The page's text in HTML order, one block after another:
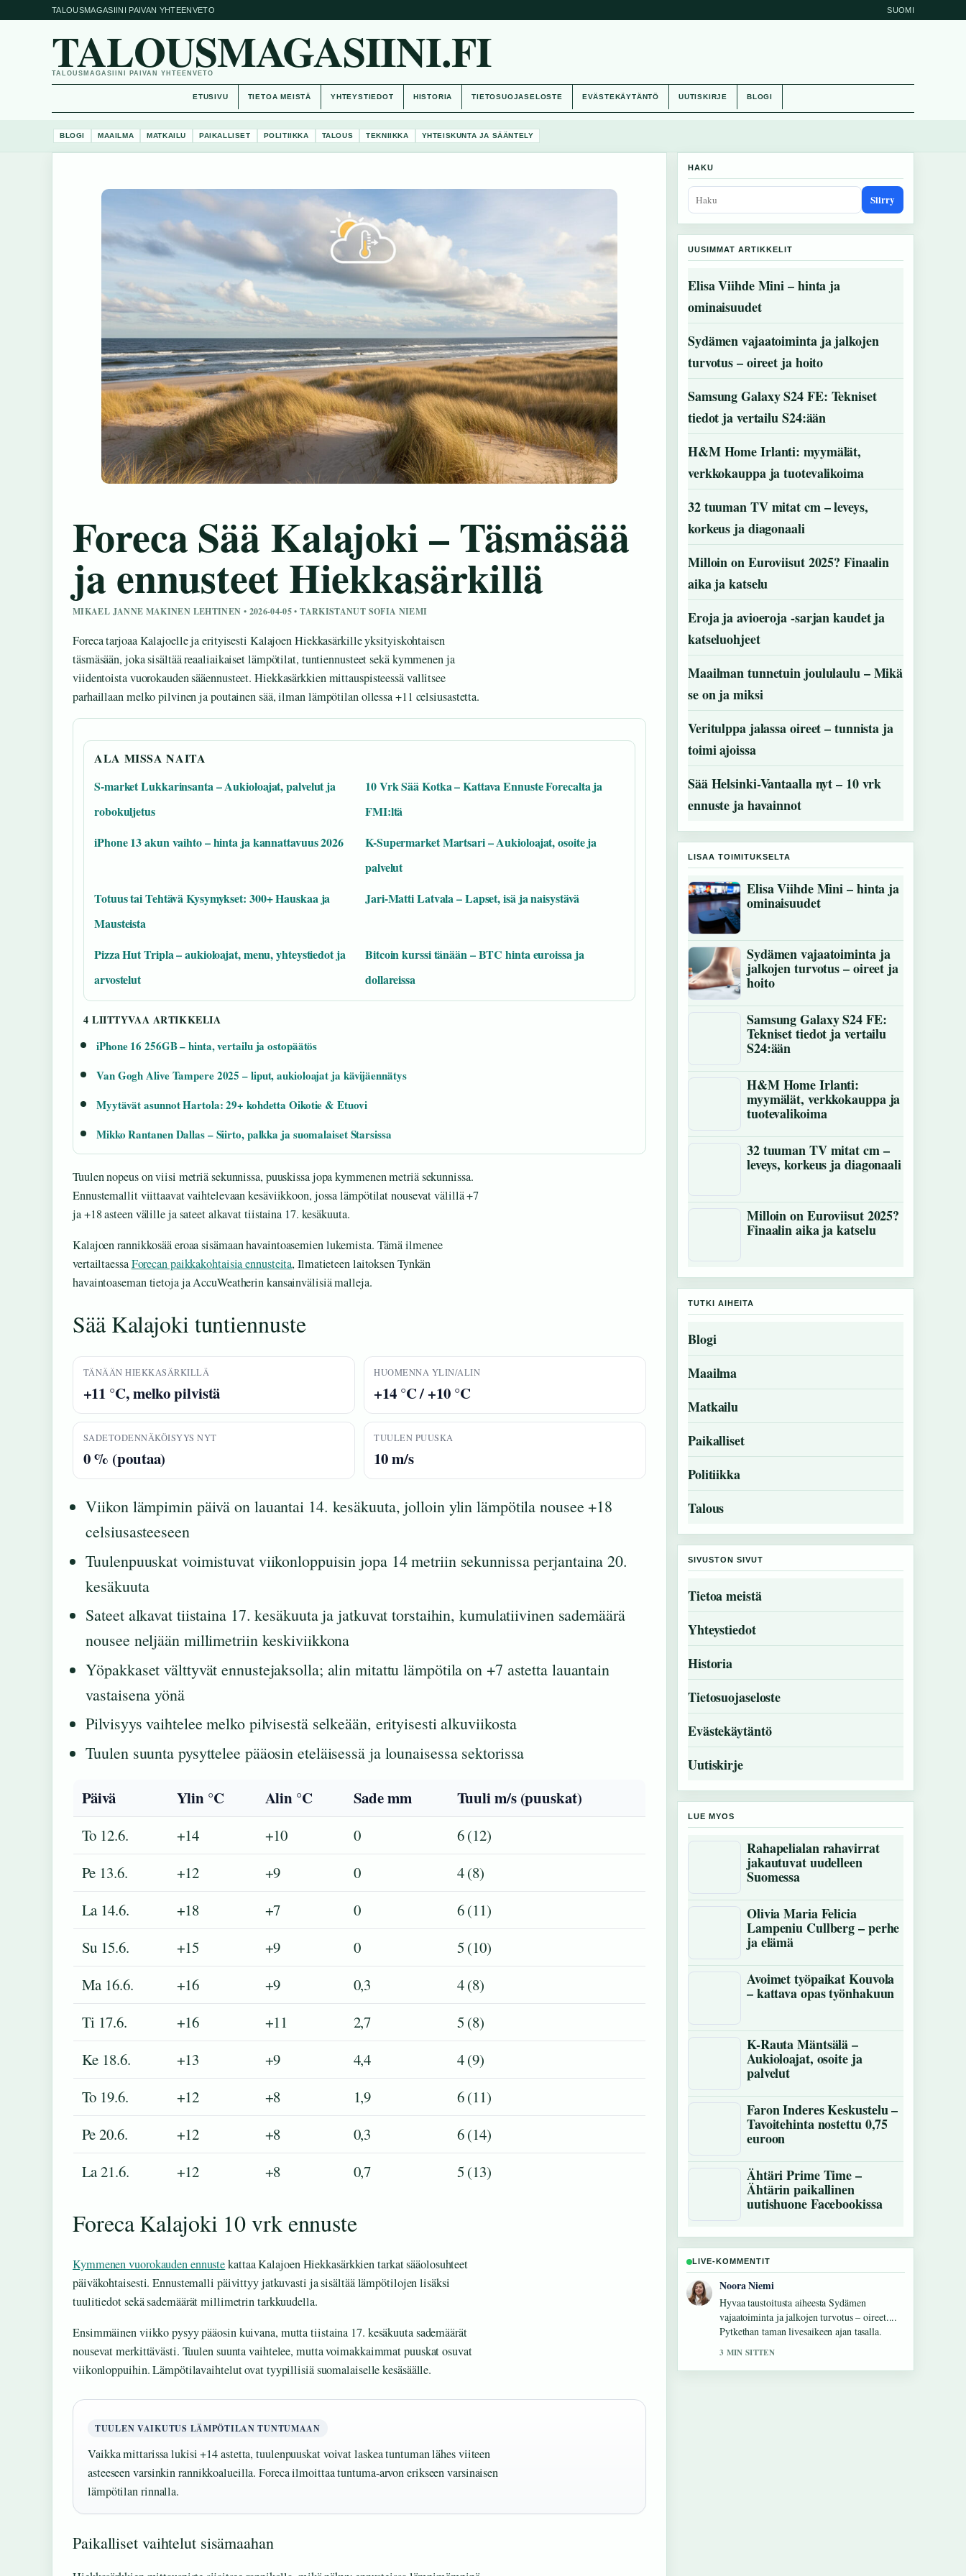
TALOUSMAGASIINI PAIVAN YHTEENVETO SUOMI
TALOUSMAGASIINI.FI
TALOUSMAGASIINI PAIVAN YHTEENVETO
ETUSIVU TIETOA MEISTÄ YHTEYSTIEDOT HISTORIA TIETOSUOJASELOSTE EVÄSTEKÄYTÄNTÖ UUTISKIRJE BLOGI
BLOGI MAAILMA MATKAILU PAIKALLISET POLITIIKKA TALOUS TEKNIIKKA YHTEISKUNTA JA SÄÄNTELY
Foreca Sää Kalajoki – Täsmäsää
ja ennusteet Hiekkasärkillä
MIKAEL JANNE MAKINEN LEHTINEN • 2026-04-05 • TARKISTANUT SOFIA NIEMI
Foreca tarjoaa Kalajoelle ja erityisesti Kalajoen Hiekkasärkille yksityiskohtaisen
täsmäsään, joka sisältää reaaliaikaiset lämpötilat, tuntiennusteet sekä kymmenen ja
viidentoista vuorokauden sääennusteet. Hiekkasärkkien mittauspisteessä vallitsee
parhaillaan melko pilvinen ja poutainen sää, ilman lämpötilan ollessa +11 celsiusastetta.
ALA MISSA NAITA
S-market Lukkarinsanta – Aukioloajat, palvelut ja
robokuljetus
10 Vrk Sää Kotka – Kattava Ennuste Forecalta ja
FMI:ltä
iPhone 13 akun vaihto – hinta ja kannattavuus 2026
K-Supermarket Martsari – Aukioloajat, osoite ja
palvelut
Totuus tai Tehtävä Kysymykset: 300+ Hauskaa ja
Mausteista
Jari-Matti Latvala – Lapset, isä ja naisystävä
Pizza Hut Tripla – aukioloajat, menu, yhteystiedot ja
arvostelut
Bitcoin kurssi tänään – BTC hinta euroissa ja
dollareissa
4 LIITTYVAA ARTIKKELIA
iPhone 16 256GB – hinta, vertailu ja ostopäätös
Van Gogh Alive Tampere 2025 – liput, aukioloajat ja kävijäennätys
Myytävät asunnot Hartola: 29+ kohdetta Oikotie & Etuovi
Mikko Rantanen Dallas – Siirto, palkka ja suomalaiset Starsissa
Tuulen nopeus on viisi metriä sekunnissa, puuskissa jopa kymmenen metriä sekunnissa.
Ennustemallit viittaavat vaihtelevaan kesäviikkoon, jossa lämpötilat nousevat välillä +7
ja +18 asteen välille ja sateet alkavat tiistaina 17. kesäkuuta.
Kalajoen rannikkosää eroaa sisämaan havaintoasemien lukemista. Tämä ilmenee
vertailtaessaForecan paikkakohtaisia ennusteita, Ilmatieteen laitoksen Tynkän
havaintoaseman tietoja ja AccuWeatherin kansainvälisiä malleja.
Sää Kalajoki tuntiennuste
TÄNÄÄN HIEKKASÄRKILLÄ
+11 °C, melko pilvistä
HUOMENNA YLIN/ALIN
+14 °C / +10 °C
SADETODENNÄKÖISYYS NYT
0 % (poutaa)
TUULEN PUUSKA
10 m/s
Viikon lämpimin päivä on lauantai 14. kesäkuuta, jolloin ylin lämpötila nousee +18
celsiusasteeseen
Tuulenpuuskat voimistuvat viikonloppuisin jopa 14 metriin sekunnissa perjantaina 20.
kesäkuuta
Sateet alkavat tiistaina 17. kesäkuuta ja jatkuvat torstaihin, kumulatiivinen sademäärä
nousee neljään millimetriin keskiviikkona
Yöpakkaset välttyvät ennustejaksolla; alin mitattu lämpötila on +7 astetta lauantain
vastaisena yönä
Pilvisyys vaihtelee melko pilvisestä selkeään, erityisesti alkuviikosta
Tuulen suunta pysyttelee pääosin eteläisessä ja lounaisessa sektorissa
Päivä Ylin °C Alin °C Sade mm Tuuli m/s (puuskat)
To 12.6. +14 +10 0
6 (12)
Pe 13.6.
+12 +9 0
4 (8)
La 14.6.
+18 +7 0
6 (11)
Su 15.6.
+15 +9 0
5 (10)
Ma 16.6.
+16 +9 0,3
4 (8)
Ti 17.6.
+16 +11 2,7
5 (8)
Ke 18.6.
+13 +9 4,4
4 (9)
To 19.6.
+12 +8 1,9
6 (11)
Pe 20.6.
+12 +8 0,3
6 (14)
La 21.6.
+12 +8 0,7 5 (13)
Foreca Kalajoki 10 vrk ennuste
Kymmenen vuorokauden ennustekattaa Kalajoen Hiekkasärkkien tarkat sääolosuhteet
päiväkohtaisesti. Ennustemalli päivittyy jatkuvasti ja sisältää lämpötilojen lisäksi
tuulitiedot sekä sademäärät millimetrin tarkkuudella.
Ensimmäinen viikko pysyy pääosin kuivana, mutta tiistaina 17. kesäkuuta sademäärät
nousevat merkittävästi. Tuulen suunta vaihtelee, mutta voimakkaimmat puuskat osuvat
viikonloppuihin. Lämpötilavaihtelut ovat tyypillisiä suomalaiselle kesäsäälle.
TUULEN VAIKUTUS LÄMPÖTILAN TUNTUMAAN
Vaikka mittarissa lukisi +14 astetta, tuulenpuuskat voivat laskea tuntuman lähes viiteen
asteeseen varsinkin rannikkoalueilla. Foreca ilmoittaa tuntuma-arvon erikseen varsinaisen
lämpötilan rinnalla.
Paikalliset vaihtelut sisämaahan
HAKU
Siirry
UUSIMMAT ARTIKKELIT
Elisa Viihde Mini – hinta ja
ominaisuudet
Sydämen vajaatoiminta ja jalkojen
turvotus – oireet ja hoito
Samsung Galaxy S24 FE: Tekniset
tiedot ja vertailu S24:ään
H&M Home Irlanti: myymälät,
verkkokauppa ja tuotevalikoima
32 tuuman TV mitat cm – leveys,
korkeus ja diagonaali
Milloin on Euroviisut 2025? Finaalin
aika ja katselu
Eroja ja avioeroja -sarjan kaudet ja
katseluohjeet
Maailman tunnetuin joululaulu – Mikä
se on ja miksi
Veritulppa jalassa oireet – tunnista ja
toimi ajoissa
Sää Helsinki-Vantaalla nyt – 10 vrk
ennuste ja havainnot
LISAA TOIMITUKSELTA
Elisa Viihde Mini – hinta ja
ominaisuudet
Sydämen vajaatoiminta ja
jalkojen turvotus – oireet ja
hoito
Samsung Galaxy S24 FE:
Tekniset tiedot ja vertailu
S24:ään
H&M Home Irlanti:
myymälät, verkkokauppa ja
tuotevalikoima
32 tuuman TV mitat cm –
leveys, korkeus ja diagonaali
Milloin on Euroviisut 2025?
Finaalin aika ja katselu
TUTKI AIHEITA
Blogi
Maailma
Matkailu
Paikalliset
Politiikka
Talous
SIVUSTON SIVUT
Tietoa meistä
Yhteystiedot
Historia
Tietosuojaseloste
Evästekäytäntö
Uutiskirje
LUE MYOS
Rahapelialan rahavirrat
jakautuvat uudelleen
Suomessa
Olivia Maria Felicia
Lampeniu Cullberg – perhe
ja elämä
Avoimet työpaikat Kouvola
– kattava opas työnhakuun
K-Rauta Mäntsälä –
Aukioloajat, osoite ja
palvelut
Faron Inderes Keskustelu –
Tavoitehinta nostettu 0,75
euroon
Ähtäri Prime Time –
Ähtärin paikallinen
uutishuone Facebookissa
LIVE-KOMMENTIT
Oskari Lehtinen
Raportointi Samsung Galaxy S24 FE:
Tekniset tiedot ja...-aiheesta tuntuu
luotettavalta ja helppolukuiselta.
5 MIN SITTEN